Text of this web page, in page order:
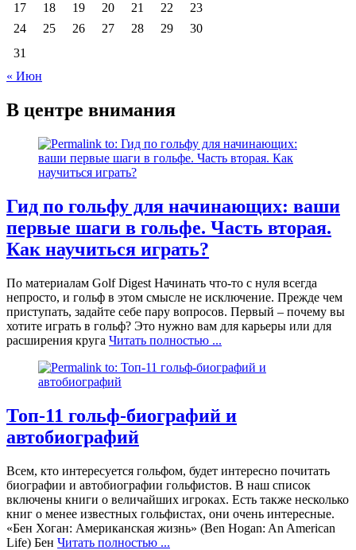
17
18 19 20 21 22
23
24
25 26 27 28 29
30
31
« Июн
В центре внимания
Гид по гольфу для начинающих: ваши
первые шаги в гольфе. Часть вторая.
Как научиться играть?
По материалам Golf Digest Начинать что-то с нуля всегда
непросто, и гольф в этом смысле не исключение. Прежде чем
приступать, задайте себе пару вопросов. Первый – почему вы
хотите играть в гольф? Это нужно вам для карьеры или для
расширения круга Читать полностью ...
Топ-11 гольф-биографий и
автобиографий
Всем, кто интересуется гольфом, будет интересно почитать
биографии и автобиографии гольфистов. В наш список
включены книги о величайших игроках. Есть также несколько
книг о менее известных гольфистах, они очень интересные.
«Бен Хоган: Американская жизнь» (Ben Hogan: An American
Life) Бен Читать полностью ...